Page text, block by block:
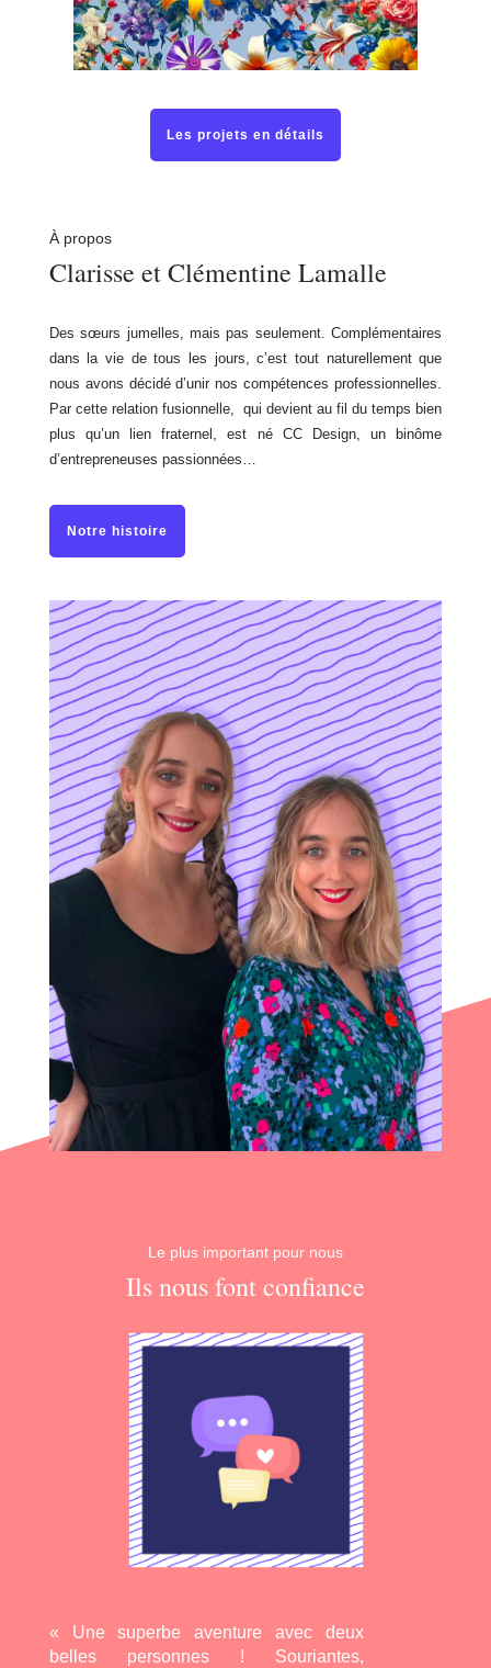
Les projets en détails
À propos
Clarisse et Clémentine Lamalle
Des sœurs jumelles, mais pas seulement. Complémentaires
dans la vie de tous les jours, c’est tout naturellement que
nous avons décidé d’unir nos compétences professionnelles.
Par cette relation fusionnelle, qui devient au fil du temps bien
plus qu’un lien fraternel, est né CC Design, un binôme
d’entrepreneuses passionnées…
Notre histoire
Le plus important pour nous
Ils nous font confiance
« Une superbe aventure avec deux
belles personnes ! Souriantes,